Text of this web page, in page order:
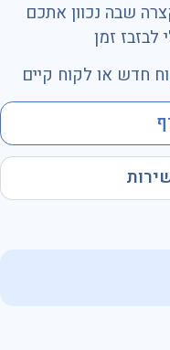
שבה נכוון אתכם
לבזבז זמן
חדש או לקוח קיים